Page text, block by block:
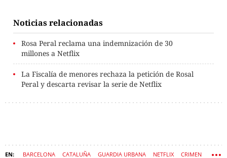
Noticias relacionadas
Rosa Peral reclama una indemnización de 30
millones a Netflix
La Fiscalía de menores rechaza la petición de Rosal
Peral y descarta revisar la serie de Netflix
BARCELONA CATALUÑA GUARDIA URBANA NETFLIX CRIMEN